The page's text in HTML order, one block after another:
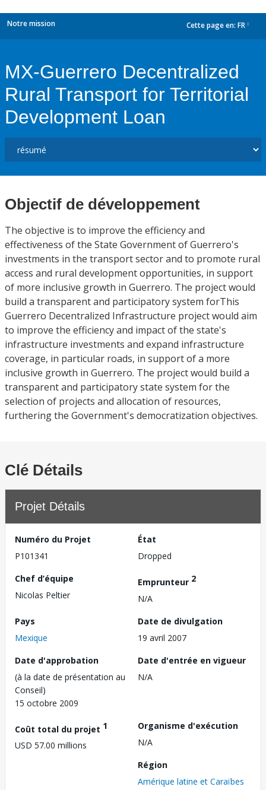
Notre mission Cette page en: FR
MX-Guerrero Decentralized
Rural Transport for Territorial
Development Loan
Objectif de développement
The objective is to improve the efficiency and
effectiveness of the State Government of Guerrero's
investments in the transport sector and to promote rural
access and rural development opportunities, in support
of more inclusive growth in Guerrero. The project would
build a transparent and participatory system forThis
Guerrero Decentralized Infrastructure project would aim
to improve the efficiency and impact of the state's
infrastructure investments and expand infrastructure
coverage, in particular roads, in support of a more
inclusive growth in Guerrero. The project would build a
transparent and participatory state system for the
selection of projects and allocation of resources,
furthering the Government's democratization objectives.
Clé Détails
Projet Détails
Numéro du Projet
P101341
État
Dropped
Chef d’équipe
Nicolas Peltier
Emprunteur 2
N/A
Pays
Mexique
Date de divulgation
19 avril 2007
Date d'approbation
(à la date de présentation au
Conseil)
15 octobre 2009
Date d'entrée en vigueur
N/A
Coût total du projet 1
USD 57.00 millions
Organisme d'exécution
N/A
Région
Amérique latine et Caraïbes